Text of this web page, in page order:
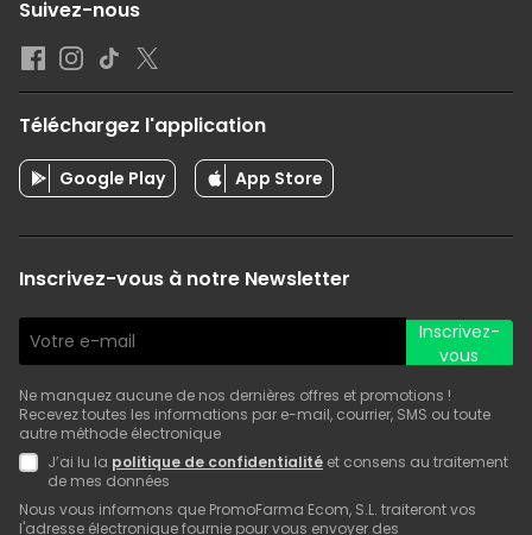
Suivez-nous
Téléchargez l'application
Google Play App Store
Inscrivez-vous à notre Newsletter
Inscrivez-
vous
Ne manquez aucune de nos dernières offres et promotions !
Recevez toutes les informations par e-mail, courrier, SMS ou toute
autre méthode électronique
J’ai lu la politique de confidentialité et consens au traitement
de mes données
Nous vous informons que PromoFarma Ecom, S.L. traiteront vos
l'adresse électronique fournie pour vous envoyer des